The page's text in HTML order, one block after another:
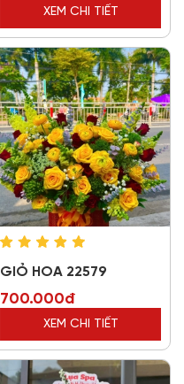
XEM CHI TIẾT
GIỎ HOA 22579
700.000đ
XEM CHI TIẾT